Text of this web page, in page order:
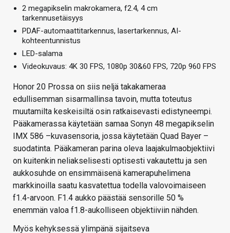
2 megapikselin makrokamera, f2.4, 4 cm
tarkennusetäisyys
PDAF-automaattitarkennus, lasertarkennus, AI-
kohteentunnistus
LED-salama
Videokuvaus: 4K 30 FPS, 1080p 30&60 FPS, 720p 960 FPS
Honor 20 Prossa on siis neljä takakameraa
edullisemman sisarmallinsa tavoin, mutta toteutus
muutamilta keskeisiltä osin ratkaisevasti edistyneempi.
Pääkamerassa käytetään samaa Sonyn 48 megapikselin
IMX 586 –kuvasensoria, jossa käytetään Quad Bayer –
suodatinta. Pääkameran parina oleva laajakulmaobjektiivi
on kuitenkin neliakselisesti optisesti vakautettu ja sen
aukkosuhde on ensimmäisenä kamerapuhelimena
markkinoilla saatu kasvatettua todella valovoimaiseen
f1.4-arvoon. F1.4 aukko päästää sensorille 50 %
enemmän valoa f1.8-aukolliseen objektiiviin nähden.
Myös kehyksessä ylimpänä sijaitseva